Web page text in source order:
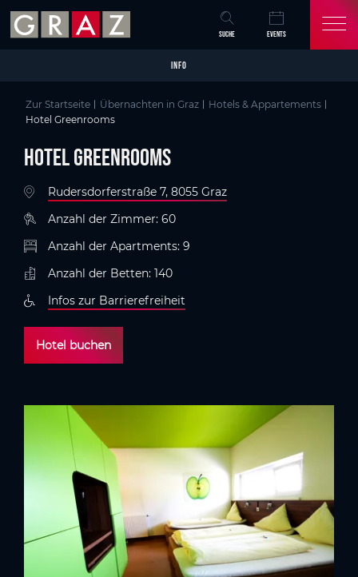
Skip to main content
Skip to table of contents
Skip to main navigation
SUCHE EVENTS
INFO
Zur Startseite Übernachten in Graz
Hotels & Appartements
Hotel Greenrooms
Hotel Greenrooms
Rudersdorferstraße 7, 8055 Graz
Anzahl der Zimmer: 60
Anzahl der Apartments: 9
Anzahl der Betten: 140
Infos zur Barrierefreiheit
Hotel buchen